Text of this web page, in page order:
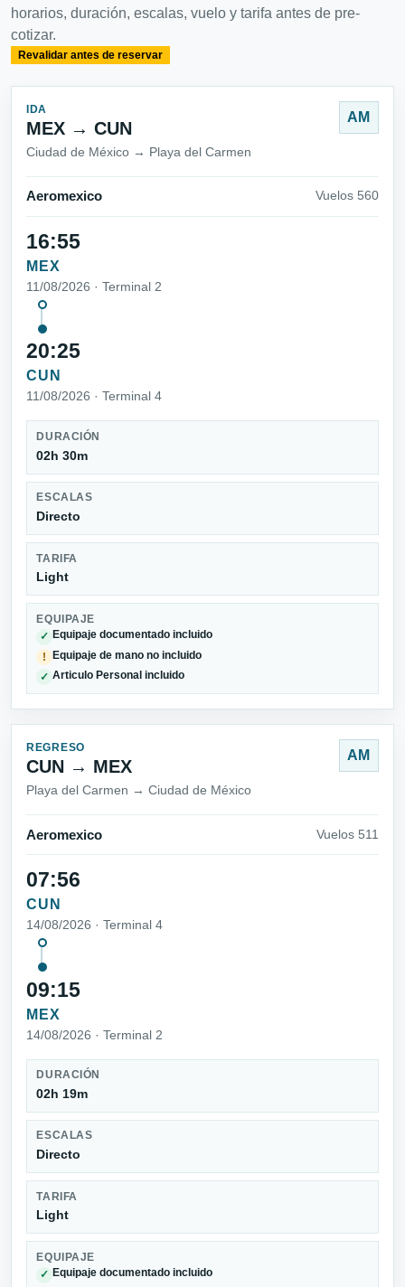
horarios, duración, escalas, vuelo y tarifa antes de pre-
cotizar.
Revalidar antes de reservar
IDA
MEX → CUN
Ciudad de México → Playa del Carmen
AM
Aeromexico Vuelos 560
16:55
MEX
11/08/2026 · Terminal 2
20:25
CUN
11/08/2026 · Terminal 4
DURACIÓN
02h 30m
ESCALAS
Directo
TARIFA
Light
EQUIPAJE
✓ Equipaje documentado incluido
! Equipaje de mano no incluido
✓ Articulo Personal incluido
REGRESO
CUN → MEX
Playa del Carmen → Ciudad de México
AM
Aeromexico Vuelos 511
07:56
CUN
14/08/2026 · Terminal 4
09:15
MEX
14/08/2026 · Terminal 2
DURACIÓN
02h 19m
ESCALAS
Directo
TARIFA
Light
EQUIPAJE
✓ Equipaje documentado incluido